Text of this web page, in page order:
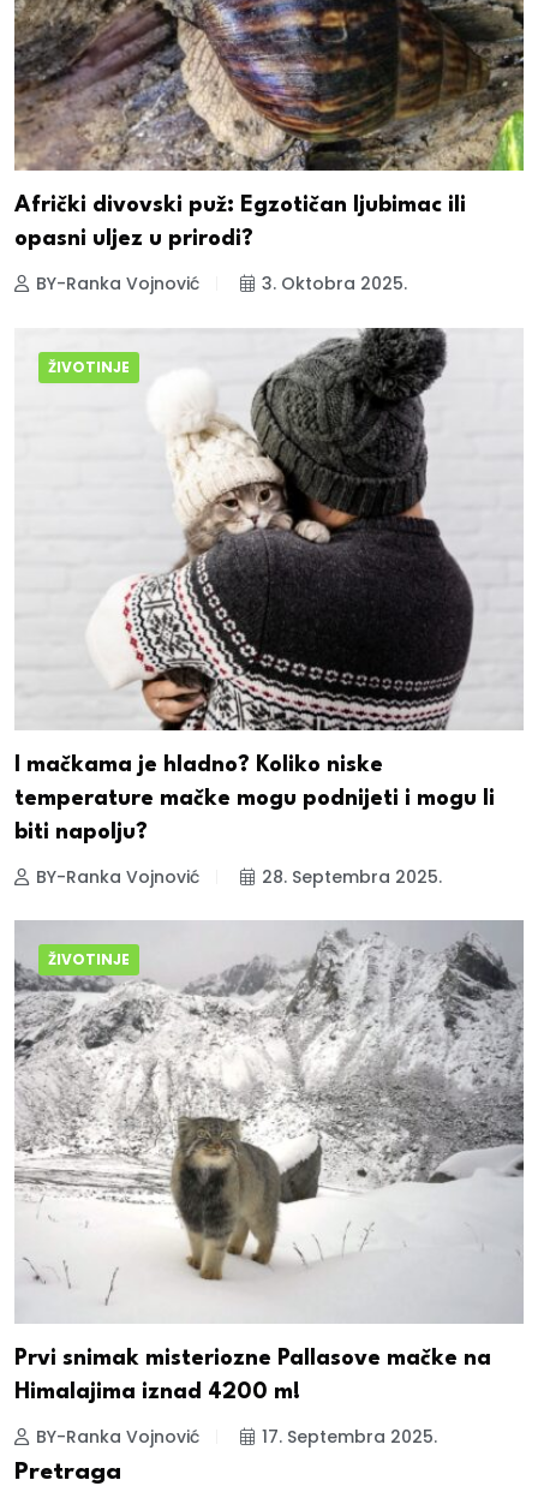
Afrički divovski puž: Egzotičan ljubimac ili
opasni uljez u prirodi?
BY-Ranka Vojnović 3. Oktobra 2025.
ŽIVOTINJE
I mačkama je hladno? Koliko niske
temperature mačke mogu podnijeti i mogu li
biti napolju?
BY-Ranka Vojnović 28. Septembra 2025.
ŽIVOTINJE
Prvi snimak misteriozne Pallasove mačke na
Himalajima iznad 4200 m!
BY-Ranka Vojnović
17. Septembra 2025.
Pretraga